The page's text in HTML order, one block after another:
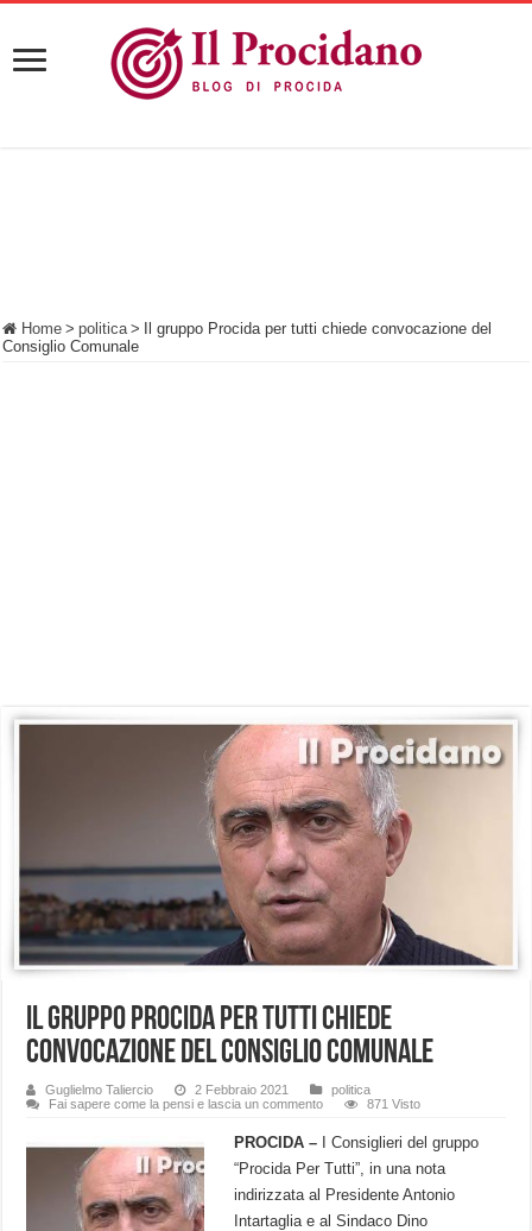
Home > politica >
Il gruppo Procida per tutti chiede convocazione del
Consiglio Comunale
Il gruppo Procida per tutti chiede
convocazione del Consiglio Comunale
Guglielmo Taliercio 2 Febbraio 2021
politica
Fai sapere come la pensi e lascia un commento
871 Visto
PROCIDA – I Consiglieri del gruppo
“Procida Per Tutti”, in una nota
indirizzata al Presidente Antonio
Intartaglia e al Sindaco Dino